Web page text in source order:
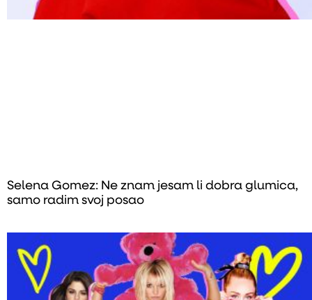
Selena Gomez: Ne znam jesam li dobra glumica,
samo radim svoj posao